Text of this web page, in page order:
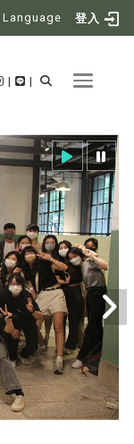
Language 登入
Toggle
| |